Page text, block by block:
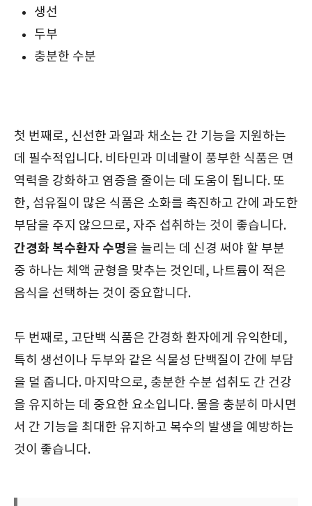
생선
두부
충분한 수분
첫 번째로, 신선한 과일과 채소는 간 기능을 지원하는
데 필수적입니다. 비타민과 미네랄이 풍부한 식품은 면
역력을 강화하고 염증을 줄이는 데 도움이 됩니다. 또
한, 섬유질이 많은 식품은 소화를 촉진하고 간에 과도한
부담을 주지 않으므로, 자주 섭취하는 것이 좋습니다.
간경화 복수환자 수명을 늘리는 데 신경 써야 할 부분
중 하나는 체액 균형을 맞추는 것인데, 나트륨이 적은
음식을 선택하는 것이 중요합니다.
두 번째로, 고단백 식품은 간경화 환자에게 유익한데,
특히 생선이나 두부와 같은 식물성 단백질이 간에 부담
을 덜 줍니다. 마지막으로, 충분한 수분 섭취도 간 건강
을 유지하는 데 중요한 요소입니다. 물을 충분히 마시면
서 간 기능을 최대한 유지하고 복수의 발생을 예방하는
것이 좋습니다.